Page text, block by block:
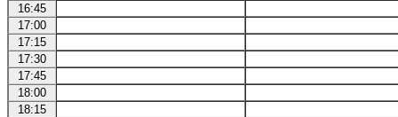
16:45
17:00
17:15
17:30
17:45
18:00
18:15